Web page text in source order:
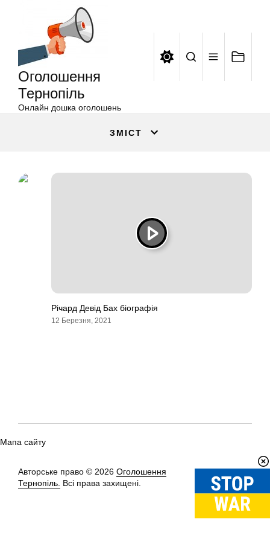
Оголошення
Тернопіль
Онлайн дошка оголошень
ЗМІСТ
Річард Девід Бах біографія
12 Березня, 2021
Мапа сайту
Авторське право © 2026 Оголошення
Тернопіль. Всі права захищені.
Вгору↑